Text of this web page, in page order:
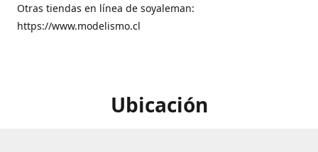
Otras tiendas en línea de soyaleman:
https://www.modelismo.cl
Ubicación